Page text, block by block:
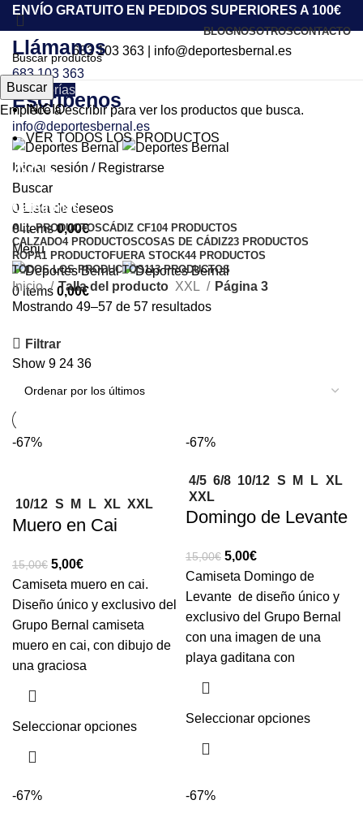
ENVÍO GRATUITO EN PEDIDOS SUPERIORES A 100€
BLOGNOSOTROSCONTACTO
683 103 363| info@deportesbernal.es
Llámanos
683 103 363
Escríbenos
info@deportesbernal.es
Iniciar sesión / Registrarse
Buscar
0 Lista de deseos
0items 0,00€
Menu
0items 0,00€
Categorías
INICIO
VER TODOS LOS PRODUCTOS
XXL
Categorías
ALL PRODUCTOSCÁDIZ CF104 PRODUCTOS
CALZADO4 PRODUCTOSCOSAS DE CÁDIZ23 PRODUCTOS
ROPA1 PRODUCTOFUERA STOCK44 PRODUCTOS
TODOS LOS PRODUCTOS113 PRODUCTOS
Inicio Talla del producto XXL
Página 3
Mostrando 49–57 de 57 resultados
Filtrar
Show 9 24 36
-67%
10/12 S M L XL XXL
Muero en Cai
15,00€ 5,00€
Camiseta muero en cai.
Diseño único y exclusivo del
Grupo Bernal camiseta
muero en cai, con dibujo de
una graciosa
Seleccionar opciones
-67%
4/5 6/8 10/12 S M L XL
XXL
Domingo de Levante
15,00€ 5,00€
Camiseta Domingo de
Levante de diseño único y
exclusivo del Grupo Bernal
con una imagen de una
playa gaditana con
Seleccionar opciones
-67% -67%
Buscar
Empiece a escribir para ver los productos que busca.